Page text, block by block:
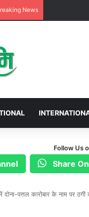
News
Follow Us
Share
दोना-पत्तल कारोबार के नाम पर ठगी